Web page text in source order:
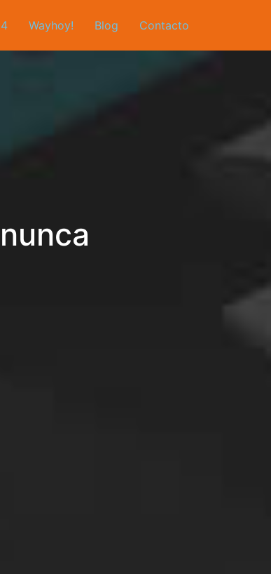
Wayhoy! Blog Contacto